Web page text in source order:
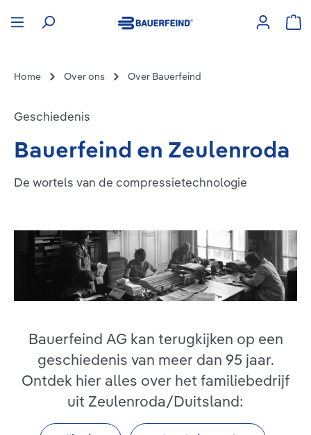
Home Over ons Over Bauerfeind
Geschiedenis
Bauerfeind en Zeulenroda
De wortels van de compressietechnologie
Bauerfeind AG kan terugkijken op een
geschiedenis van meer dan 95 jaar.
Ontdek hier alles over het familiebedrijf
uit Zeulenroda/Duitsland: